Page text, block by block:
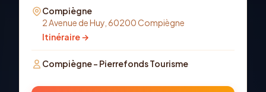
Compiègne
2 Avenue de Huy, 60200 Compiègne
Itinéraire →
Compiègne - Pierrefonds Tourisme